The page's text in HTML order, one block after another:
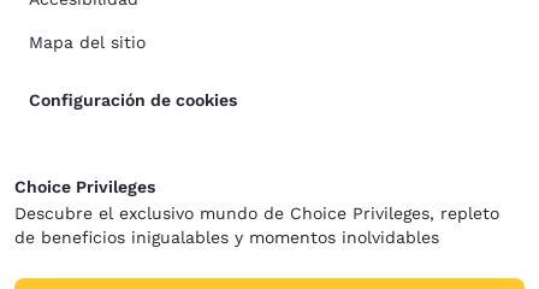
Mapa del sitio
Configuración de cookies
Choice Privileges
Descubre el exclusivo mundo de Choice Privileges, repleto
de beneficios inigualables y momentos inolvidables